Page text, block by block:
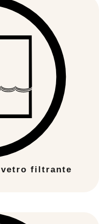
vetro filtrante